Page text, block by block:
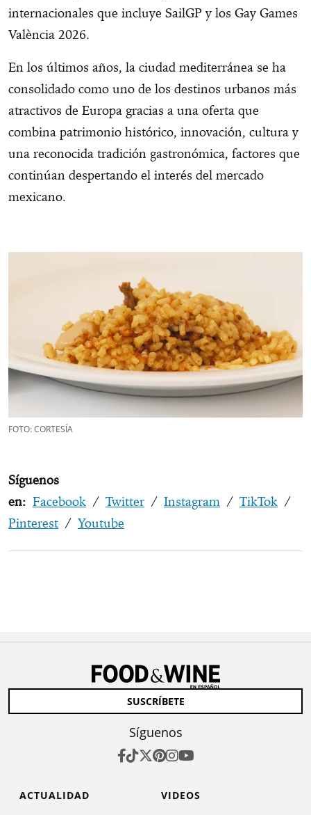
internacionales que incluye SailGP y los Gay Games
València 2026.
En los últimos años, la ciudad mediterránea se ha
consolidado como uno de los destinos urbanos más
atractivos de Europa gracias a una oferta que
combina patrimonio histórico, innovación, cultura y
una reconocida tradición gastronómica, factores que
continúan despertando el interés del mercado
mexicano.
FOTO: CORTESÍA
Síguenos
en: Facebook / Twitter / Instagram / TikTok /
Pinterest / Youtube
SUSCRÍBETE
Síguenos
ACTUALIDAD
VIDEOS